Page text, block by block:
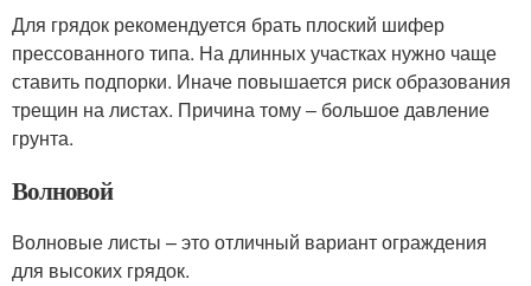
Для грядок рекомендуется брать плоский шифер
прессованного типа. На длинных участках нужно чаще
ставить подпорки. Иначе повышается риск образования
трещин на листах. Причина тому ‒ большое давление
грунта.
Волновой
Волновые листы – это отличный вариант ограждения
для высоких грядок.